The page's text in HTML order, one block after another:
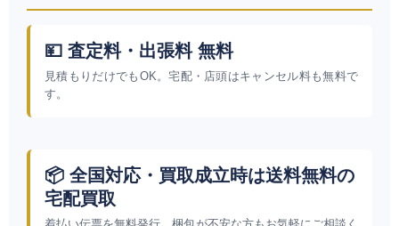
💴 査定料・出張料 無料
見積もりだけでもOK。宅配・店頭はキャンセル料も無料で
す。
📦 全国対応・買取成立時は送料無料の
宅配買取